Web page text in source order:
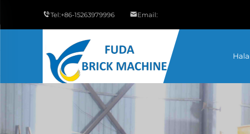
Tel:+86-15263979996 Email: